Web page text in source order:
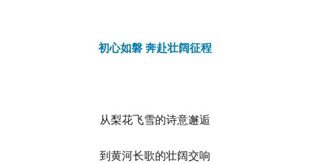
初心如磐 奔赴壮阔征程
从梨花飞雪的诗意邂逅
到黄河长歌的壮阔交响